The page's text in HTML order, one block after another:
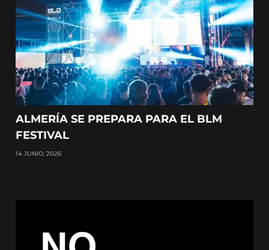
ALMERÍA SE PREPARA PARA EL BLM
FESTIVAL
14 JUNIO, 2026